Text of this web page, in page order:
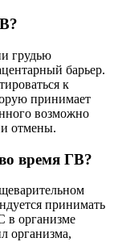
грудью
барьер.
к
принимает
возможно
отмены.
время ГВ?
принимать
в организме
организма,